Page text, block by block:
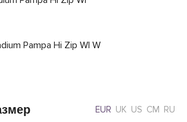
EUR UK US CM RU